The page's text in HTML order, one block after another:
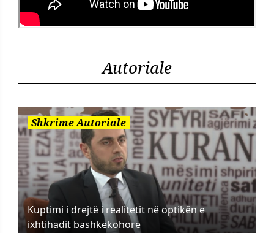
Autoriale
Shkrime Autoriale
Kuptimi i drejtë i realitetit në optikën e
ixhtihadit bashkëkohorë